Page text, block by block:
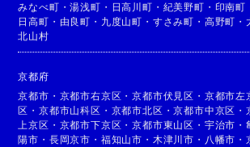
みなべ町 ・湯浅町 ・ 日高川町 ・ 紀美野町 ・ 印南町
日高町 ・ 由良町 ・ 九度山町 ・ すさみ町 ・ 高野町 ・
北山村
京都府
京都市 ・ 京都市右京区 ・京都市伏見区 ・ 京都市左
区 ・京都市山科区 ・ 京都市北区 ・京都市中京区 ・
上京区 ・ 京都市下京区 ・京都市東山区 ・ 宇治市 ・
陽市 ・ 長岡京市 ・ 福知山市 ・ 木津川市 ・ 八幡市 ・